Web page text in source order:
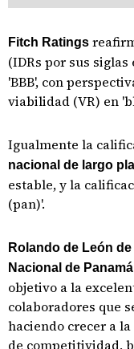
Fitch Ratings
(IDRs por sus
'BBB', con
viabilidad (VR) en
Igualmente la
nacional de largo
estable, y la
(pan)'.
Rolando de León
Nacional de Panamá
objetivo a la
colaboradores que
haciendo crecer a
de competitividad,